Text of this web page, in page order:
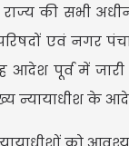
की सभी
एवं नगर
आदेश पूर्व में
न्यायाधीश के